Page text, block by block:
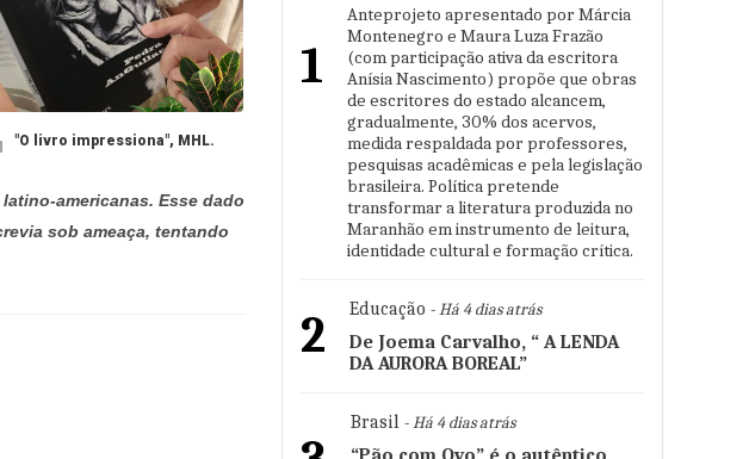
"O livro impressiona", MHL.
americanas. Esse dado
sob ameaça, tentando
1
Anteprojeto apresentado por Márcia
Montenegro e Maura Luza Frazão
(com participação ativa da escritora
Anísia Nascimento) propõe que obras
de escritores do estado alcancem,
gradualmente, 30% dos acervos,
medida respaldada por professores,
pesquisas acadêmicas e pela legislação
brasileira. Política pretende
transformar a literatura produzida no
Maranhão em instrumento de leitura,
identidade cultural e formação crítica.
2 Educação - Há 4 dias atrás
De Joema Carvalho, “ A LENDA
DA AURORA BOREAL”
Brasil - Há 4 dias atrás